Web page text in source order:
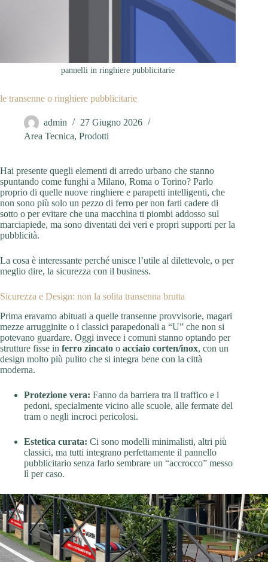
pannelli in ringhiere pubblicitarie
le transenne o ringhiere pubblicitarie
admin
27 Giugno 2026
Area Tecnica, Prodotti
Hai presente quegli elementi di arredo urbano che stanno
spuntando come funghi a Milano, Roma o Torino? Parlo
proprio di quelle nuove ringhiere e parapetti intelligenti, che
non sono più solo un pezzo di ferro per non farti cadere di
sotto o per evitare che una macchina ti piombi addosso sul
marciapiede, ma sono diventati dei veri e propri supporti per la
pubblicità.
La cosa è interessante perché unisce l’utile al dilettevole, o per
meglio dire, la sicurezza con il business.
Sicurezza e Design: non la solita transenna brutta
Prima eravamo abituati a quelle transenne provvisorie, magari
mezze arrugginite o i classici parapedonali a “U” che non si
potevano guardare. Oggi invece i comuni stanno optando per
strutture fisse in ferro zincato o acciaio corten/inox, con un
design molto più pulito che si integra bene con la città
moderna.
Protezione vera: Fanno da barriera tra il traffico e i
pedoni, specialmente vicino alle scuole, alle fermate del
tram o negli incroci pericolosi.
Estetica curata: Ci sono modelli minimalisti, altri più
classici, ma tutti integrano perfettamente il pannello
pubblicitario senza farlo sembrare un “accrocco” messo
lì per caso.